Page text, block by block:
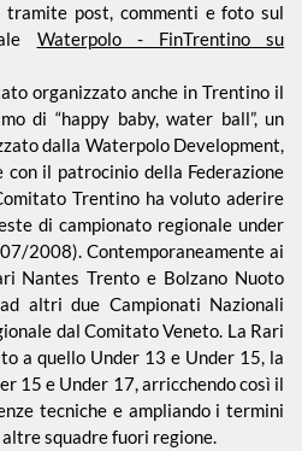
post, commenti e foto sul
Waterpolo - FinTrentino su
organizzato anche in Trentino il
di “happy baby, water ball”, un
dalla Waterpolo Development,
il patrocinio della Federazione
Trentino ha voluto aderire
di campionato regionale under
2008). Contemporaneamente ai
Nantes Trento e Bolzano Nuoto
altri due Campionati Nazionali
dal Comitato Veneto. La Rari
a quello Under 13 e Under 15, la
15 e Under 17, arricchendo così il
tecniche e ampliando i termini
squadre fuori regione.